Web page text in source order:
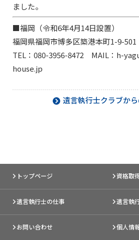
ました。
■福岡（令和6年4月14日設置）
福岡県福岡市博多区築港本町1-9-
TEL：080-3956-8472 MAIL：h-
house.jp
遺言執行士クラブか
トップページ 資格取
遺言執行士の仕事 遺言執
お問い合わせ 個人情